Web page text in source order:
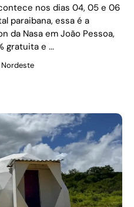
nos dias 04, 05 e 06
paraibana, essa é a
da Nasa em João Pessoa,
gratuita e ...
Nordeste